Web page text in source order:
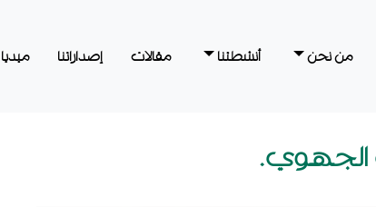
من نحن أنشطتنا مقالات إصداراتنا ميديا
الجهوي.